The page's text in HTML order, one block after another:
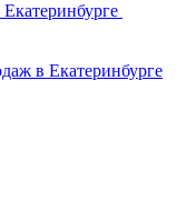
в Екатеринбурге